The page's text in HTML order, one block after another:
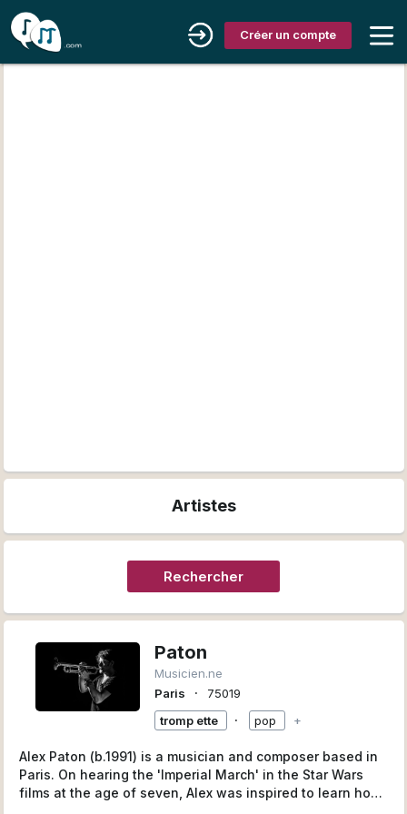
Créer un compte
Artistes
Rechercher
Paton
Musicien.ne
Paris
∙
75019
tromp ette
∙ pop +
Alex Paton (b.1991) is a musician and composer based in
Paris. On hearing the 'Imperial March' in the Star Wars
films at the age of seven, Alex was inspired to learn how